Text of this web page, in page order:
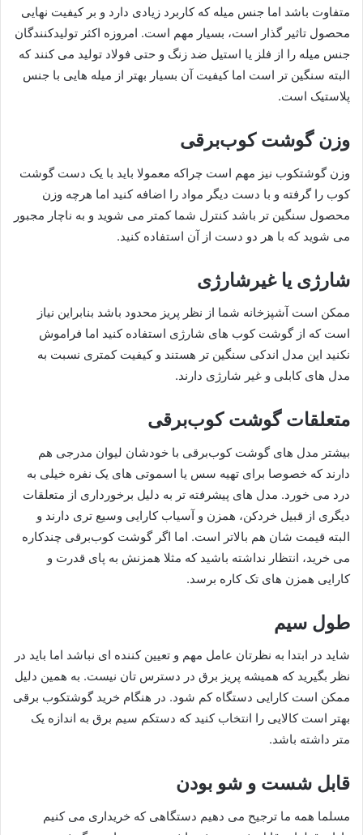
متفاوت باشد اما جنس میله که کاربرد زیادی دارد و بر کیفیت نهایی
محصول تاثیر گذار است، بسیار مهم است. امروزه اکثر تولیدکنندگان
جنس میله را از فلز یا استیل ضد زنگ و حتی فولاد تولید می کنند که
البته سنگین تر است اما کیفیت آن بسیار بهتر از میله هایی با جنس
پلاستیک است.
وزن گوشت کوب‌برقی
وزن گوشتکوب نیز مهم است چراکه معمولا باید با یک دست گوشت
کوب را گرفته و با دست دیگر مواد را اضافه کنید اما هرچه وزن
محصول سنگین تر باشد کنترل شما کمتر می شوید و به ناچار مجبور
می شوید که با هر دو دست از آن استفاده کنید.
شارژی یا غیرشارژی
ممکن است آشپزخانه شما از نظر پریز محدود باشد بنابراین نیاز
است که از گوشت کوب های شارژی استفاده کنید اما فراموش
نکنید این مدل اندکی سنگین تر هستند و کیفیت کمتری نسبت به
مدل های کابلی و غیر شارژی دارند.
متعلقات گوشت کوب‌برقی
بیشتر مدل های گوشت کوب‌برقی با خودشان لیوان مدرجی هم
دارند که خصوصا برای تهیه سس یا اسموتی های یک نفره خیلی به
درد می خورد. مدل های پیشرفته تر به دلیل برخورداری از متعلقات
دیگری از قبیل خردکن، همزن و آسیاب کارایی وسیع تری دارند و
البته قیمت شان هم بالاتر است. اما اگر گوشت کوب‌برقی چندکاره
می خرید، انتظار نداشته باشید که مثلا همزنش به پای قدرت و
کارایی همزن های تک کاره برسد.
طول سیم
شاید در ابتدا به نظرتان عامل مهم و تعیین کننده ای نباشد اما باید در
نظر بگیرید که همیشه پریز برق در دسترس تان نیست. به همین دلیل
ممکن است کارایی دستگاه کم شود. در هنگام خرید گوشتکوب برقی
بهتر است کالایی را انتخاب کنید که دستکم سیم برق به اندازه یک
متر داشته باشد.
قابل شست و شو بودن
مسلما همه ما ترجیح می دهیم دستگاهی که خریداری می کنیم